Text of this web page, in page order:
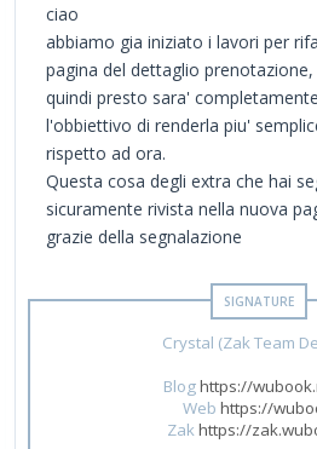
ciao
abbiamo gia iniziato i lavori per
pagina del dettaglio prenotazione,
quindi presto sara'
l'obbiettivo di renderla piu'
rispetto ad ora.
Questa cosa degli extra che hai
sicuramente rivista nella nuova
grazie della segnalazione
Crystal (Zak Team
Bloghttps://
Web https://
Zakhttps://